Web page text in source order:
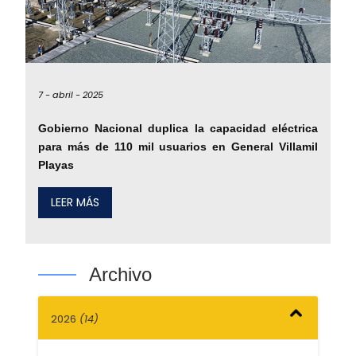
7 -abril -2025
Gobierno Nacional duplica la capacidad eléctrica
para más de 110 mil usuarios en General Villamil
Playas
LEER MÁS
Archivo
2026 (14)